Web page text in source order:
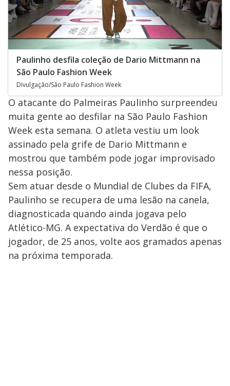
Paulinho desfila coleção de Dario Mittmann na
São Paulo Fashion Week
Divulgação/São Paulo Fashion Week
O atacante do Palmeiras Paulinho surpreendeu
muita gente ao desfilar na São Paulo Fashion
Week esta semana. O atleta vestiu um look
assinado pela grife de Dario Mittmann e
mostrou que também pode jogar improvisado
nessa posição.
Sem atuar desde o Mundial de Clubes da FIFA,
Paulinho se recupera de uma lesão na canela,
diagnosticada quando ainda jogava pelo
Atlético-MG. A expectativa do Verdão é que o
jogador, de 25 anos, volte aos gramados apenas
na próxima temporada.